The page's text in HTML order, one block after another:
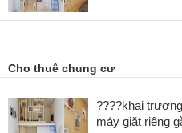
Cho thuê chung cư
????khai
máy giặt riêng